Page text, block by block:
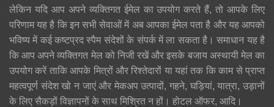
लेकिन यदि आप अपने व्यक्तिगत ईमेल का उपयोग करते हैं, तो आपके लिए
परिणाम यह है कि इन सभी सेवाओं में अब आपका ईमेल पता है और यह आपको
भविष्य में कई कष्टप्रद स्पैम संदेशों के संपर्क में ला सकता है। समाधान यह है
कि आप अपने व्यक्तिगत मेल को निजी रखें और इसके बजाय अस्थायी मेल का
उपयोग करें ताकि आपके मित्रों और रिश्तेदारों या यहां तक ​​कि काम से प्राप्त
महत्वपूर्ण संदेश खो न जाएं और मेकअप उत्पादों, गहने, घड़ियां, यात्रा, उड़ानों
के लिए सैकड़ों विज्ञापनों के साथ मिश्रित न हों। होटल ऑफर, आदि।